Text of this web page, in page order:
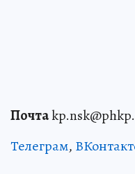
Почта
Телеграм,